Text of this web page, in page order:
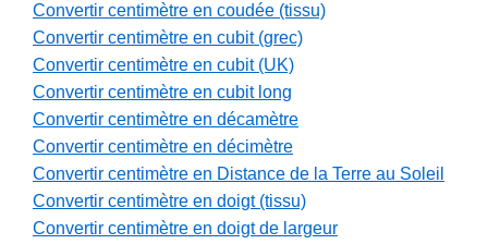
Convertir centimètre en coudée (tissu)
Convertir centimètre en cubit (grec)
Convertir centimètre en cubit (UK)
Convertir centimètre en cubit long
Convertir centimètre en décamètre
Convertir centimètre en décimètre
Convertir centimètre en Distance de la Terre au Soleil
Convertir centimètre en doigt (tissu)
Convertir centimètre en doigt de largeur